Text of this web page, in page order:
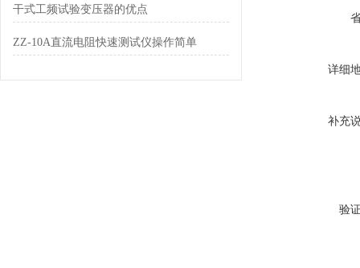
干式工频试验变压器的优点
ZZ-10A直流电阻快速测试仪操作简单
详细
补充
验